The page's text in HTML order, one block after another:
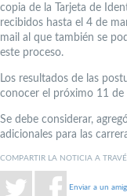
copia de la Tarjeta de
recibidos hasta el 4 de
mail al que también se
este proceso.
Los resultados de las
conocer el próximo 11 de
Se debe considerar,
adicionales para las
COMPARTIR LA NOTICIA A
Enviar a un